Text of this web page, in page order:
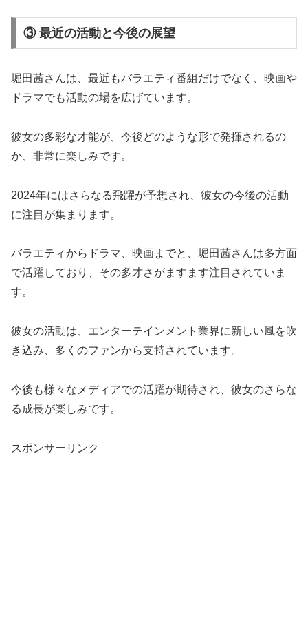
③ 最近の活動と今後の展望
堀田茜さんは、最近もバラエティ番組だけでなく、映画や
ドラマでも活動の場を広げています。
彼女の多彩な才能が、今後どのような形で発揮されるの
か、非常に楽しみです。
2024年にはさらなる飛躍が予想され、彼女の今後の活動
に注目が集まります。
バラエティからドラマ、映画までと、堀田茜さんは多方面
で活躍しており、その多才さがますます注目されていま
す。
彼女の活動は、エンターテインメント業界に新しい風を吹
き込み、多くのファンから支持されています。
今後も様々なメディアでの活躍が期待され、彼女のさらな
る成長が楽しみです。
スポンサーリンク